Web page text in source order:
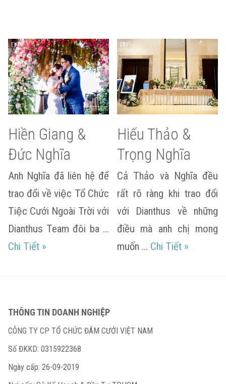
Hiền Giang &
Đức Nghĩa
Anh Nghĩa đã liên hệ để
trao đổi về việc Tổ Chức
Tiệc Cưới Ngoài Trời với
Dianthus Team đôi ba …
Chi Tiết Hiền Giang & Đức Nghĩa
»
Hiếu Thảo &
Trọng Nghĩa
Cả Thảo và Nghĩa đều
rất rõ ràng khi trao đổi
với Dianthus về những
điều mà anh chị mong
muốn … Chi Tiết Hiếu
»
THÔNG TIN DOANH NGHIỆP
CÔNG TY CP TỔ CHỨC ĐÁM CƯỚI VIỆT NAM
Số ĐKKD: 0315922368
Ngày cấp: 26-09-2019